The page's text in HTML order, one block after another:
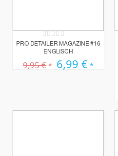
Rating:
0%
PRO DETAILER MAGAZINE #16
ENGLISCH
9,95 € Sonderpreis
6,99 €